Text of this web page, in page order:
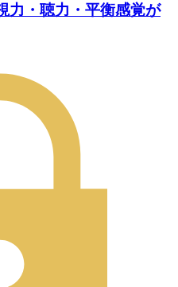
・聴力・平衡感覚が